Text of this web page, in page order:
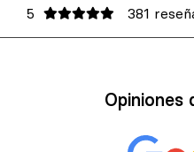
5 381
Opiniones